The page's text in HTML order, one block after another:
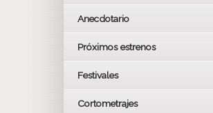
Anecdotario
Próximos estrenos
Festivales
LOS OSCARS
Cortometrajes